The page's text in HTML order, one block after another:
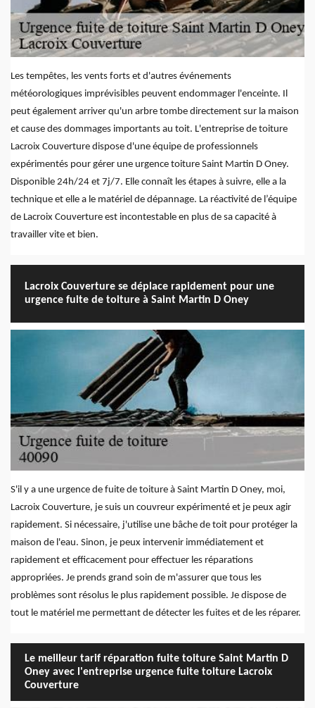
Les tempêtes, les vents forts et d'autres événements
météorologiques imprévisibles peuvent endommager l'enceinte. Il
peut également arriver qu'un arbre tombe directement sur la maison
et cause des dommages importants au toit. L'entreprise de toiture
Lacroix Couverture dispose d'une équipe de professionnels
expérimentés pour gérer une urgence toiture Saint Martin D Oney.
Disponible 24h/24 et 7j/7. Elle connaît les étapes à suivre, elle a la
technique et elle a le matériel de dépannage. La réactivité de l’équipe
de Lacroix Couverture est incontestable en plus de sa capacité à
travailler vite et bien.
Lacroix Couverture se déplace rapidement pour une
urgence fuite de toiture à Saint Martin D Oney
S'il y a une urgence de fuite de toiture à Saint Martin D Oney, moi,
Lacroix Couverture, je suis un couvreur expérimenté et je peux agir
rapidement. Si nécessaire, j'utilise une bâche de toit pour protéger la
maison de l'eau. Sinon, je peux intervenir immédiatement et
rapidement et efficacement pour effectuer les réparations
appropriées. Je prends grand soin de m'assurer que tous les
problèmes sont résolus le plus rapidement possible. Je dispose de
tout le matériel me permettant de détecter les fuites et de les réparer.
Le meilleur tarif réparation fuite toiture Saint Martin D
Oney avec l'entreprise urgence fuite toiture Lacroix
Couverture